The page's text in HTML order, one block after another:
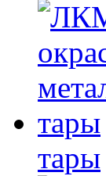
тары